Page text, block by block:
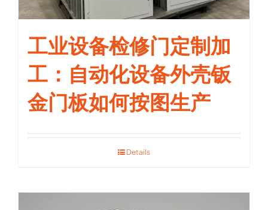
工业设备检修门定制加
工：自动化设备外壳钣
金门板如何按图生产
Details